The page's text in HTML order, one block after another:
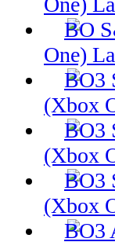
One)
(Xbox
(Xbox
(Xbox